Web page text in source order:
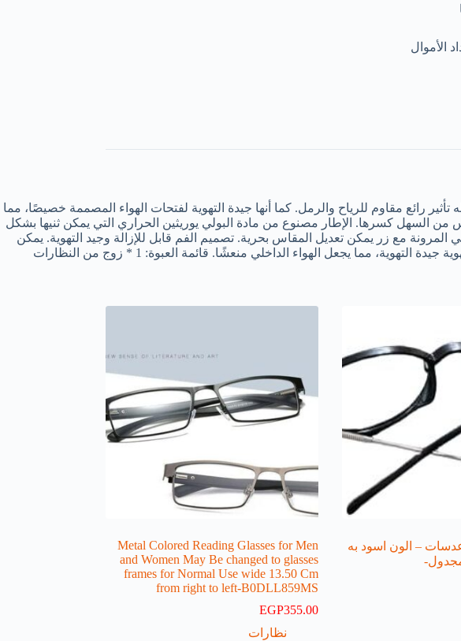
الأموال
رائع مقاوم للرياح والرمل. كما أنها جيدة التهوية لفتحات الهواء المصممة خصيصًا، مما
من السهل كسرها. الإطار مصنوع من مادة البولي يوريثين الحراري التي يمكن ثنيها بشكل
مع زر يمكن تعديل المقاس بحرية. تصميم الفم قابل للإزالة وجيد التهوية. يمكن
مما يجعل الهواء الداخلي منعشًا. قائمة العبوة: 1 * زوج من النظارات
– الون اسود به
Metal Colored Reading Glasses for Men
and Women May Be changed to glasses
frames for Normal Use wide 13.50 Cm
from right to left-B0DLL859MS
EGP355.00
نظارات